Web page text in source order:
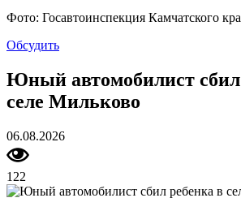
Фото: Госавтоинспекция Камчатского
Обсудить
Юный автомобилист сбил
селе Мильково
06.08.2026
122